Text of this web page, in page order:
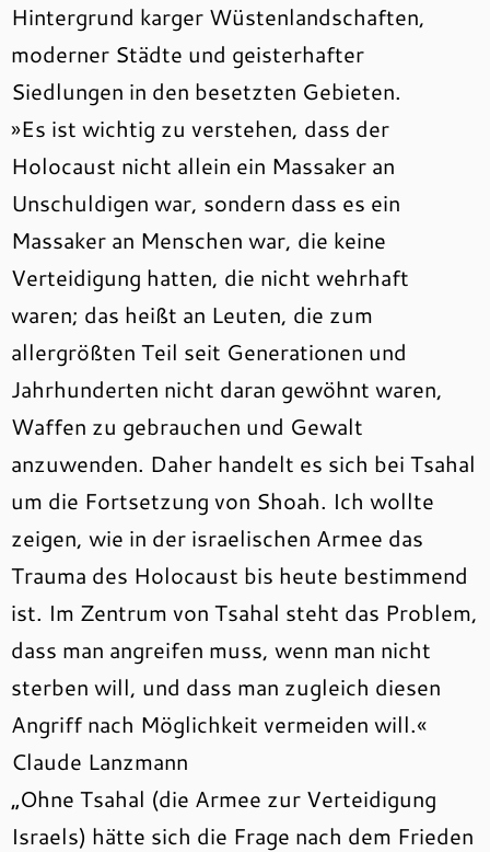
Hintergrund karger Wüstenlandschaften,
moderner Städte und geisterhafter
Siedlungen in den besetzten Gebieten.
»Es ist wichtig zu verstehen, dass der
Holocaust nicht allein ein Massaker an
Unschuldigen war, sondern dass es ein
Massaker an Menschen war, die keine
Verteidigung hatten, die nicht wehrhaft
waren; das heißt an Leuten, die zum
allergrößten Teil seit Generationen und
Jahrhunderten nicht daran gewöhnt waren,
Waffen zu gebrauchen und Gewalt
anzuwenden. Daher handelt es sich bei Tsahal
um die Fortsetzung von Shoah. Ich wollte
zeigen, wie in der israelischen Armee das
Trauma des Holocaust bis heute bestimmend
ist. Im Zentrum von Tsahal steht das Problem,
dass man angreifen muss, wenn man nicht
sterben will, und dass man zugleich diesen
Angriff nach Möglichkeit vermeiden will.«
Claude Lanzmann
„Ohne Tsahal (die Armee zur Verteidigung
Israels) hätte sich die Frage nach dem Frieden